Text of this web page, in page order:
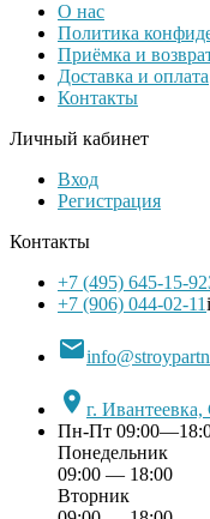
О нас
Политика
Приёмка и
Доставка и оплата
Контакты
Личный кабинет
Вход
Регистрация
Контакты
+7 (495) 645-15-92
+7 (906) 044-02-11

 г.
Пн-Пт
Понедельник
09:00 — 18:00
Вторник